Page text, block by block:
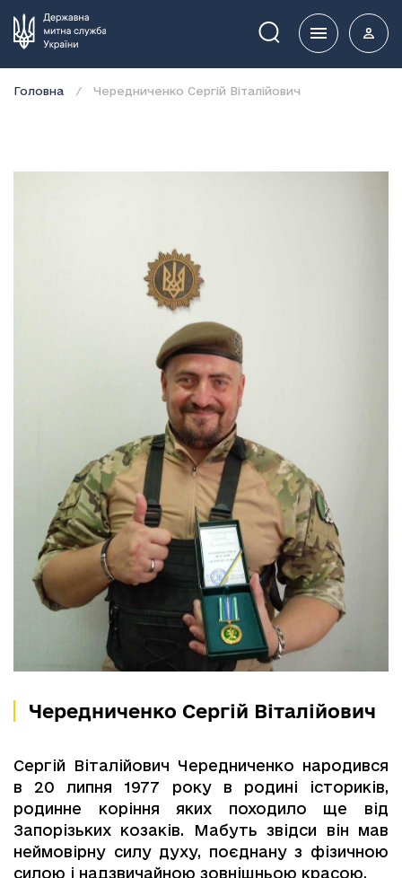
Пошук
Головна Чередниченко Сергій Віталійович
Чередниченко Сергій Віталійович
Сергій Віталійович Чередниченко народився
в 20 липня 1977 року в родині істориків,
родинне коріння яких походило ще від
Запорізьких козаків. Мабуть звідси він мав
неймовірну силу духу, поєднану з фізичною
силою і надзвичайною зовнішньою красою.